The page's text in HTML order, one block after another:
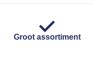
Groot assortiment